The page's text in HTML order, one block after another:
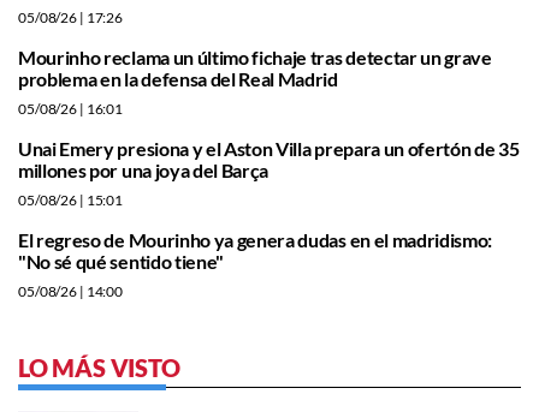
05/08/26 | 17:26
Mourinho reclama un último fichaje tras detectar un grave
problema en la defensa del Real Madrid
05/08/26 | 16:01
Unai Emery presiona y el Aston Villa prepara un ofertón de 35
millones por una joya del Barça
05/08/26 | 15:01
El regreso de Mourinho ya genera dudas en el madridismo:
"No sé qué sentido tiene"
05/08/26 | 14:00
LO MÁS VISTO